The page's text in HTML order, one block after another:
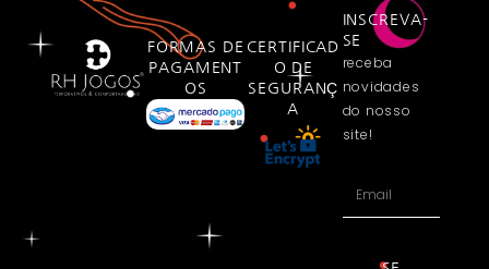
FORMAS DE
PAGAMENT
OS
CERTIFICAD
O DE
SEGURANÇ
A
INSCREVA-
SE
receba
novidades
do nosso
site!